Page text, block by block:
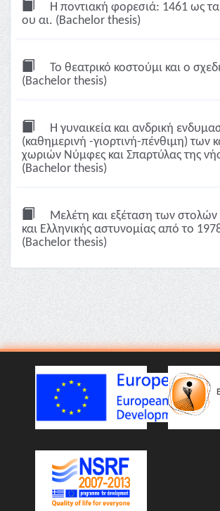
Η ποντιακή φορεσιά: 1461 ως
ου αι. (Bachelor thesis)
To θεατρικό κοστούμι και ο
(Bachelor thesis)
Η γυναικεία και ανδρική
(καθημερινή -γιορτινή-πένθιμη) των
χωριών Νύμφες και Σπαρτύλας της
(Bachelor thesis)
Μελέτη και εξέταση των
και Ελληνικής αστυνομίας από το
(Bachelor thesis)